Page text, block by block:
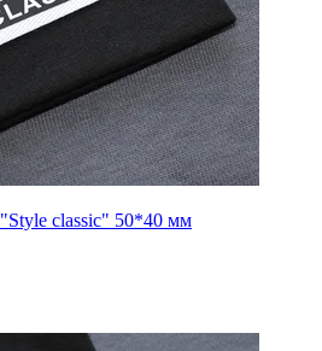
classic" 50*40 мм